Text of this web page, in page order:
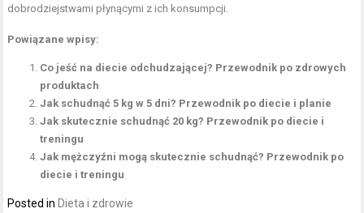
dobrodziejstwami płynącymi z ich konsumpcji.
Powiązane wpisy:
Co jeść na diecie odchudzającej? Przewodnik po zdrowych
produktach
Jak schudnąć 5 kg w 5 dni? Przewodnik po diecie i planie
Jak skutecznie schudnąć 20 kg? Przewodnik po diecie i
treningu
Jak mężczyźni mogą skutecznie schudnąć? Przewodnik po
diecie i treningu
Posted in Dieta i zdrowie